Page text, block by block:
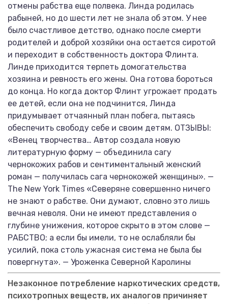
отмены рабства еще полвека. Линда родилась
рабыней, но до шести лет не знала об этом. У нее
было счастливое детство, однако после смерти
родителей и доброй хозяйки она остается сиротой
и переходит в собственность доктора Флинта.
Линде приходится терпеть домогательства
хозяина и ревность его жены. Она готова бороться
до конца. Но когда доктор Флинт угрожает продать
ее детей, если она не подчинится, Линда
придумывает отчаянный план побега, пытаясь
обеспечить свободу себе и своим детям. ОТЗЫВЫ:
«Венец творчества… Автор создала новую
литературную форму — объединила сагу
чернокожих рабов и сентиментальный женский
роман — получилась сага чернокожей женщины». —
The New York Times «Северяне совершенно ничего
не знают о рабстве. Они думают, словно это лишь
вечная неволя. Они не имеют представления о
глубине унижения, которое скрыто в этом слове —
РАБСТВО; а если бы имели, то не ослабляли бы
усилий, пока столь ужасная система не была бы
повергнута». — Уроженка Северной Каролины
Незаконное потребление наркотических средств,
психотропных веществ, их аналогов причиняет